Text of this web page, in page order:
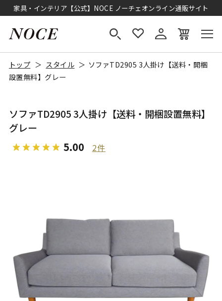
家具・インテリア【公式】NOCE ノーチェオンライン通販サイト
トップ スタイル
ソファTD2905 3人掛け【送料・開梱
設置無料】グレー
ソファTD2905 3人掛け【送料・開梱設置無料】
グレー
5.00 2件